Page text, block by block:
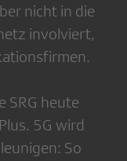
nicht in die
involviert,
SRG heute
5G wird
So